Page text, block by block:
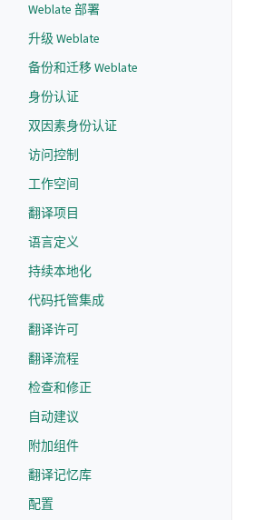
Weblate 部署
升级 Weblate
备份和迁移 Weblate
身份认证
双因素身份认证
访问控制
工作空间
翻译项目
语言定义
持续本地化
代码托管集成
翻译许可
翻译流程
检查和修正
自动建议
附加组件
翻译记忆库
配置